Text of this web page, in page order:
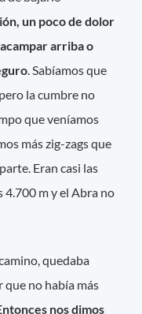
un poco de dolor
arriba o
. Sabíamos que
la cumbre no
que veníamos
más zig-zags que
Eran casi las
4.700 m y el Abra no
quedaba
que no había más
nos dimos